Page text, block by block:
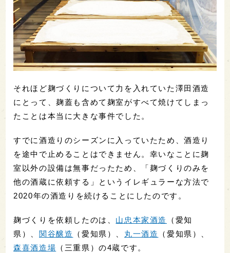
それほど麹づくりについて力を入れていた澤田酒造
にとって、麹蓋も含めて麹室がすべて焼けてしまっ
たことは本当に大きな事件でした。
すでに酒造りのシーズンに入っていたため、酒造り
を途中で止めることはできません。幸いなことに麹
室以外の設備は無事だったため、「麹づくりのみを
他の酒蔵に依頼する」というイレギュラーな方法で
2020年の酒造りを続けることにしたのです。
麹づくりを依頼したのは、 山忠本家酒造
（愛知
県）、 関谷醸造 （愛知県）、 丸一酒造
（愛知県）、
森喜酒造場 （三重県）の4蔵です。